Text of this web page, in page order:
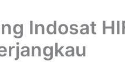
Indosat